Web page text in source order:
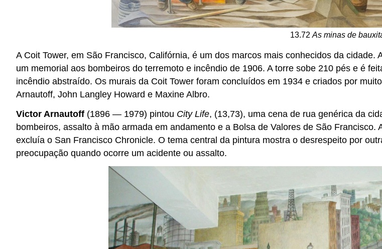
13.72 As minas de
A Coit Tower, em São Francisco, Califórnia, é um dos marcos mais conhecidos da
um memorial aos bombeiros do terremoto e incêndio de 1906. A torre sobe 210 pés e é
incêndio abstraído. Os murais da Coit Tower foram concluídos em 1934 e criados por
Arnautoff, John Langley Howard e Maxine Albro.
Victor Arnautoff (1896 — 1979) pintou City Life, (13,73), uma cena de rua genérica da
bombeiros, assalto à mão armada em andamento e a Bolsa de Valores de São
excluía o San Francisco Chronicle. O tema central da pintura mostra o desrespeito por
preocupação quando ocorre um acidente ou assalto.